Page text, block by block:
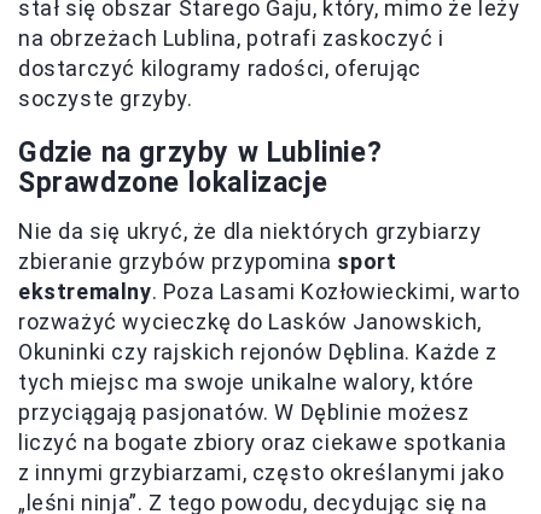
stał się obszar Starego Gaju, który, mimo że leży
na obrzeżach Lublina, potrafi zaskoczyć i
dostarczyć kilogramy radości, oferując
soczyste grzyby.
Gdzie na grzyby w Lublinie?
Sprawdzone lokalizacje
Nie da się ukryć, że dla niektórych grzybiarzy
zbieranie grzybów przypomina sport
ekstremalny. Poza Lasami Kozłowieckimi, warto
rozważyć wycieczkę do Lasków Janowskich,
Okuninki czy rajskich rejonów Dęblina. Każde z
tych miejsc ma swoje unikalne walory, które
przyciągają pasjonatów. W Dęblinie możesz
liczyć na bogate zbiory oraz ciekawe spotkania
z innymi grzybiarzami, często określanymi jako
„leśni ninja”. Z tego powodu, decydując się na